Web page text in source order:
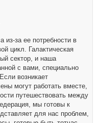
из-за ее потребности в
цикл. Галактическая
сектор, и наша
с вами, специально
возникает
могут работать вместе,
путешествовать между
мы готовы к
для нас проблем,